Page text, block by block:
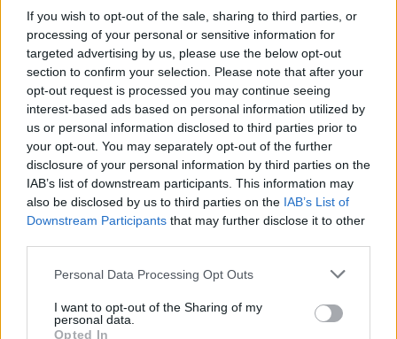
If you wish to opt-out of the sale, sharing to third parties, or
processing of your personal or sensitive information for
targeted advertising by us, please use the below opt-out
section to confirm your selection. Please note that after your
opt-out request is processed you may continue seeing
interest-based ads based on personal information utilized by
us or personal information disclosed to third parties prior to
your opt-out. You may separately opt-out of the further
disclosure of your personal information by third parties on the
IAB’s list of downstream participants. This information may
also be disclosed by us to third parties on the IAB’s List of
Downstream Participants that may further disclose it to other
Please note that this website/app uses one or more Google
not limited to your visit or usage behaviour. You may click to
grant or deny consent to Google and its third-party tags to
Personal Data Processing Opt Outs
I want to opt-out of the Sharing of my
personal data.
Opted In
Fitness,Γυμναστικη,Υγεια
5 βασικές στάσεις yoga για ανάκτηση της
ευλυγισίας
26.04.2026 byΑναστασια Βαπορακη
Γυμναστικη
Μην ξεχνάς ποτέ τις ασκήσεις stretching…
γιατί είναι απαραίτητες για τους μύες
σου!
02.02.2018byΜαντη Περσακη
χαλάρωση
01.02.2018byΙωαννα Κουρου
Γυμναστικη